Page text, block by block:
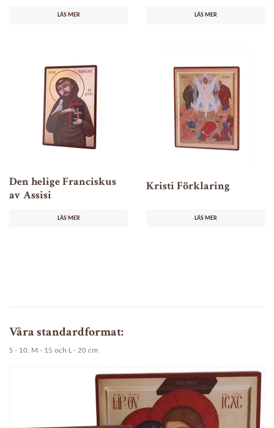
Våra standardformat:
S - 10, M - 15 och L - 20 cm
LÄS MER LÄS MER
Den helige Franciskus
av Assisi
LÄS MER
Kristi Förklaring
LÄS MER